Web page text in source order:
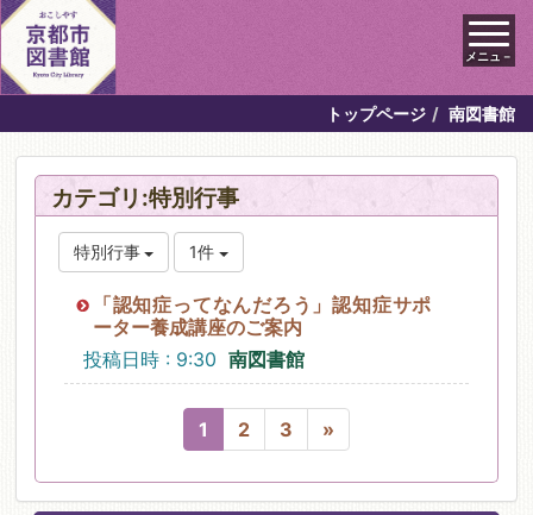
メニュ－
トップページ 南図書館
カテゴリ:特別行事
特別行事 1件
「認知症ってなんだろう」認知症サポ
ーター養成講座のご案内
投稿日時 : 9:30 南図書館
1 2 3 »